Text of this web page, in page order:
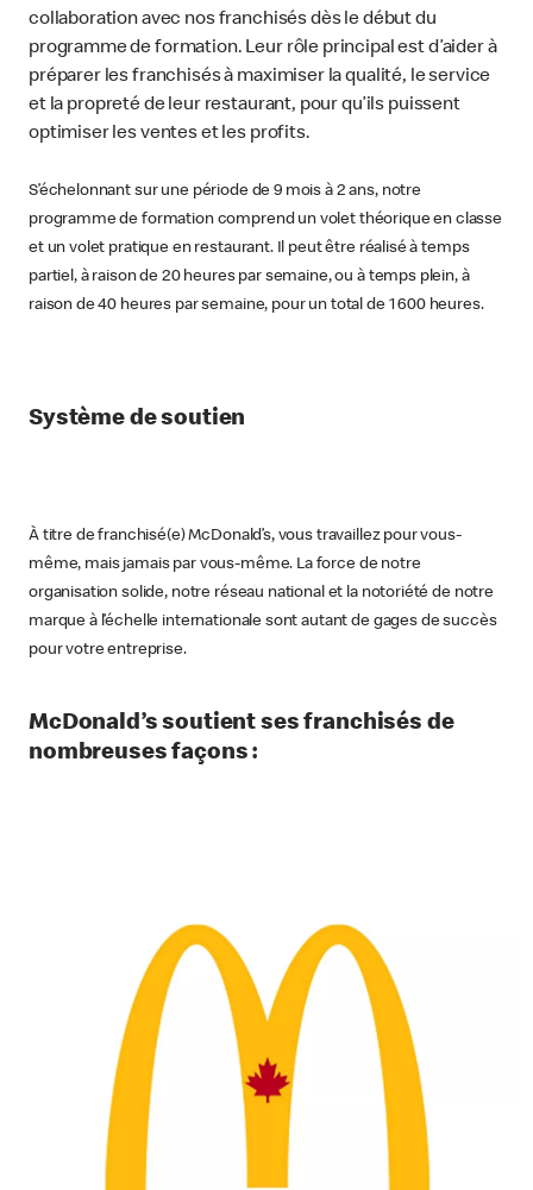
collaboration avec nos franchisés dès le début du
programme de formation. Leur rôle principal est d’aider à
préparer les franchisés à maximiser la qualité, le service
et la propreté de leur restaurant, pour qu’ils puissent
optimiser les ventes et les profits.
S’échelonnant sur une période de 9 mois à 2 ans, notre
programme de formation comprend un volet théorique en classe
et un volet pratique en restaurant. Il peut être réalisé à temps
partiel, à raison de 20 heures par semaine, ou à temps plein, à
raison de 40 heures par semaine, pour un total de 1 600 heures.
Système de soutien
À titre de franchisé(e) McDonald’s, vous travaillez pour vous-
même, mais jamais par vous-même. La force de notre
organisation solide, notre réseau national et la notoriété de notre
marque à l’échelle internationale sont autant de gages de succès
pour votre entreprise.
McDonald’s soutient ses franchisés de
nombreuses façons :